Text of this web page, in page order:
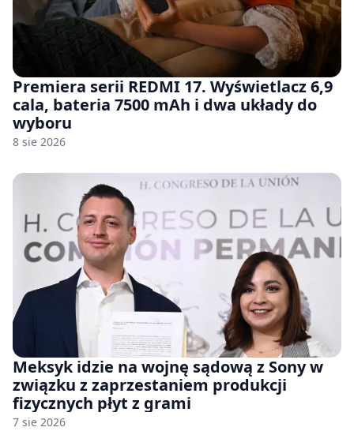
Premiera serii REDMI 17. Wyświetlacz 6,9
cala, bateria 7500 mAh i dwa układy do
wyboru
8 sie 2026
Meksyk idzie na wojnę sądową z Sony w
związku z zaprzestaniem produkcji
fizycznych płyt z grami
7 sie 2026